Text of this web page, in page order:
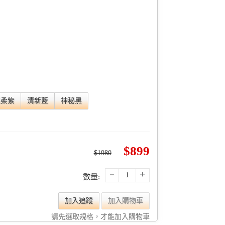
紫 清新藍 神秘黑
1980 899
數量: - +
加入追蹤 加入購物車
請先選取規格，才能加入購物車